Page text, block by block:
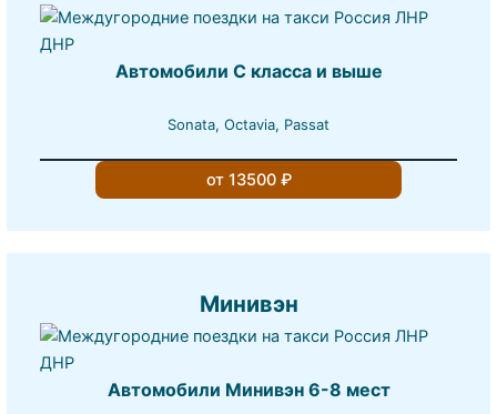
Автомобили С класса и выше
Sonata, Octavia, Passat
от 13500 ₽
Минивэн
Автомобили Минивэн 6-8 мест